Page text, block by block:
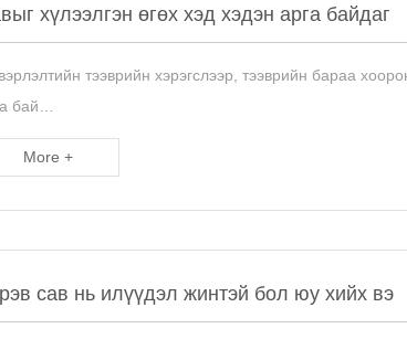
хүлээлгэн өгөх хэд хэдэн арга байдаг
тээврийн хэрэгслээр, тээврийн бараа
бай…
More +
сав нь илүүдэл жинтэй бол юу хийх вэ